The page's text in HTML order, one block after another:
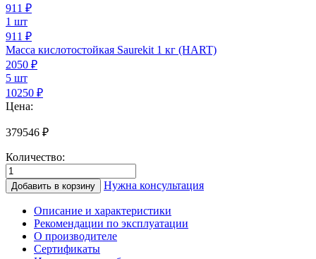
911 ₽
1 шт
911 ₽
Масса кислотостойкая Saurekit 1 кг (HART)
2050 ₽
5 шт
10250 ₽
Цена:
379546 ₽
Количество:
Количество
товара
Дымоход
керамики
банной
Добавить в корзину Нужна консультация
Описание и характеристики
Рекомендации по эксплуатации
О производителе
Сертификаты